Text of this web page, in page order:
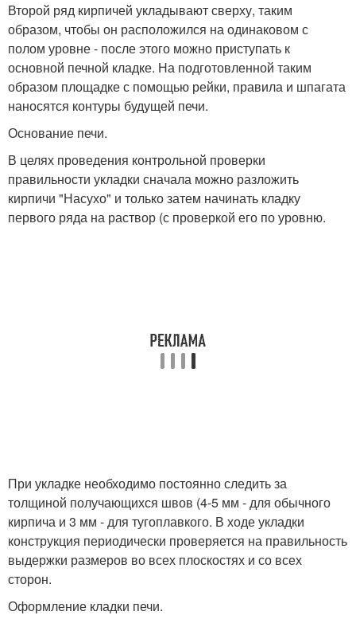
Второй ряд кирпичей укладывают сверху, таким
образом, чтобы он расположился на одинаковом с
полом уровне - после этого можно приступать к
основной печной кладке. На подготовленной таким
образом площадке с помощью рейки, правила и шпагата
наносятся контуры будущей печи.
Основание печи.
В целях проведения контрольной проверки
правильности укладки сначала можно разложить
кирпичи "Насухо" и только затем начинать кладку
первого ряда на раствор (с проверкой его по уровню.
При укладке необходимо постоянно следить за
толщиной получающихся швов (4-5 мм - для обычного
кирпича и 3 мм - для тугоплавкого. В ходе укладки
конструкция периодически проверяется на правильность
выдержки размеров во всех плоскостях и со всех
сторон.
Оформление кладки печи.